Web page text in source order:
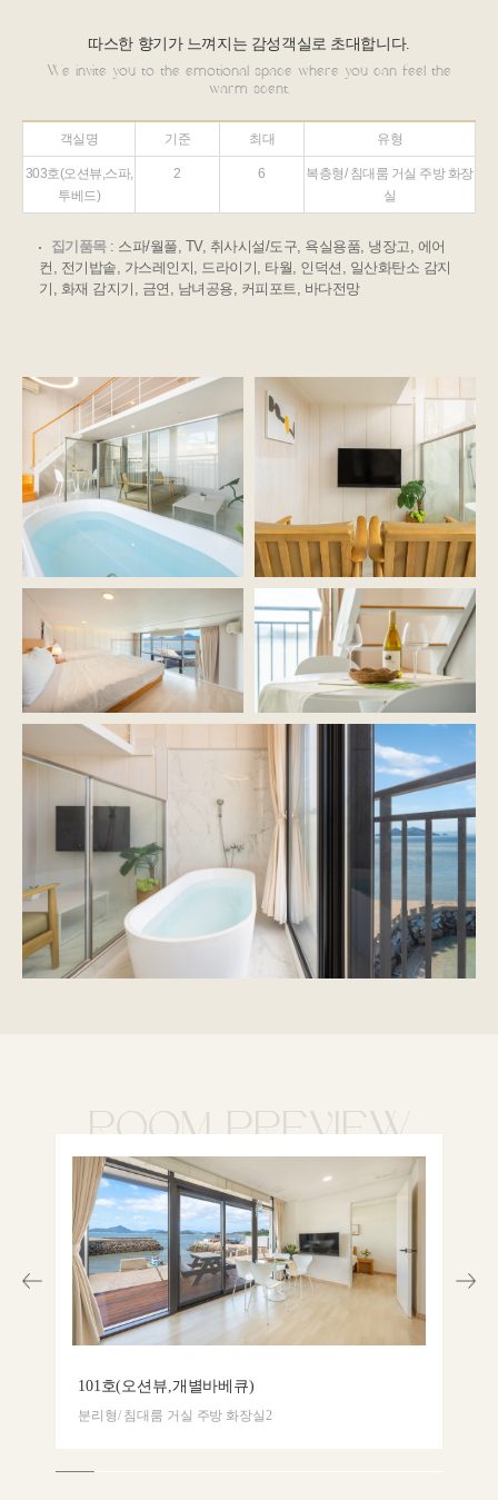
따스한 향기가 느껴지는 감성객실로 초대합니다.
We invite you to the emotional space where you can feel the
warm scent.
객실명 기준 최대 유형
303호(오션뷰,스파,
투베드)
2 6
복층형/ 침대룸 거실 주방 화장
실
집기품목: 스파/월풀, TV, 취사시설/도구, 욕실용품, 냉장고, 에어
컨, 전기밥솥, 가스레인지, 드라이기, 타월, 인덕션, 일산화탄소 감지
기, 화재 감지기, 금연, 남녀공용, 커피포트, 바다전망
ROOM PREVIEW
101호(오션뷰,개별바베큐)
분리형/ 침대룸 거실 주방 화장실2